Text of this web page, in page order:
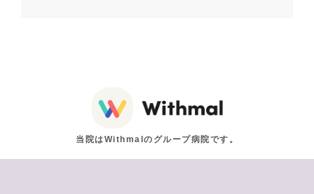
当院はWithmalのグループ病院です。